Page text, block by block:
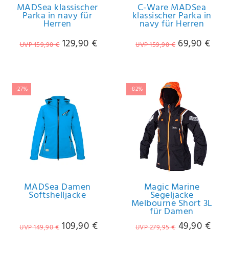
MADSea klassischer
Parka in navy für
Herren
UVP 159,90 € 129,90 €
C-Ware MADSea
klassischer Parka in
navy für Herren
UVP 159,90 € 69,90 €
-27%
MADSea Damen
Softshelljacke
UVP 149,90 € 109,90 €
-82%
Magic Marine
Segeljacke
Melbourne Short 3L
für Damen
UVP 279,95 € 49,90 €